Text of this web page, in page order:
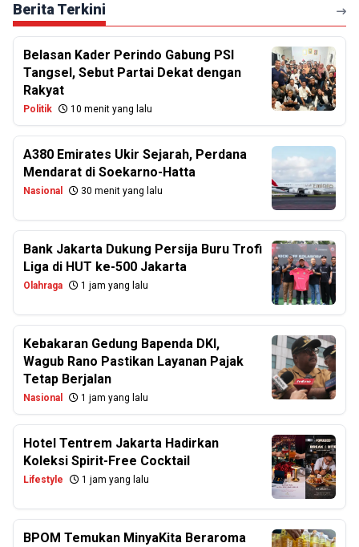
Berita Terkini
Belasan Kader Perindo Gabung PSI
Tangsel, Sebut Partai Dekat dengan
Rakyat
Politik 10 menit yang lalu
A380 Emirates Ukir Sejarah, Perdana
Mendarat di Soekarno-Hatta
Nasional 30 menit yang lalu
Bank Jakarta Dukung Persija Buru Trofi
Liga di HUT ke-500 Jakarta
Olahraga 1 jam yang lalu
Kebakaran Gedung Bapenda DKI,
Wagub Rano Pastikan Layanan Pajak
Tetap Berjalan
Nasional 1 jam yang lalu
Hotel Tentrem Jakarta Hadirkan
Koleksi Spirit-Free Cocktail
Lifestyle 1 jam yang lalu
BPOM Temukan MinyaKita Beraroma